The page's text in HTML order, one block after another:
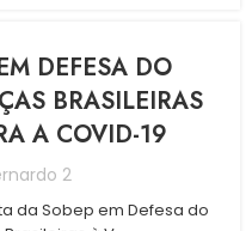
DEFESA DO
BRASILEIRAS
A COVID-19
2
da Sobep em Defesa do